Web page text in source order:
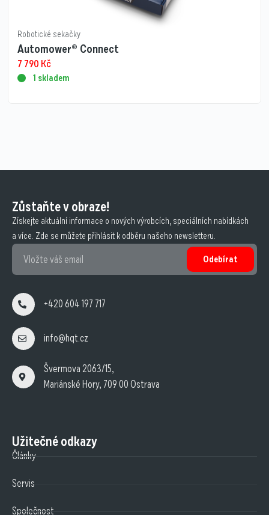
Robotické sekačky
Automower® Connect
7 790 Kč
1 skladem
Zůstaňte v obraze!
Získejte aktuální informace o nových výrobcích, speciálních nabídkách
a více. Zde se můžete přihlásit k odběru našeho newsletteru.
Odebírat
+420 604 197 717
info@hqt.cz
Švermova 2063/15,
Mariánské Hory, 709 00 Ostrava
Užitečné odkazy
Články
Servis
Společnost